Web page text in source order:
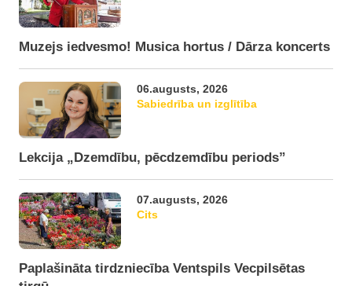
Muzejs iedvesmo! Musica hortus / Dārza koncerts
06.augusts, 2026
Sabiedrība un izglītība
Lekcija „Dzemdību, pēcdzemdību periods”
07.augusts, 2026
Cits
Paplašināta tirdzniecība Ventspils Vecpilsētas